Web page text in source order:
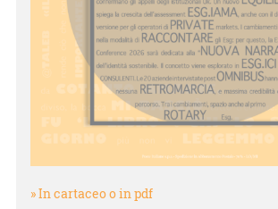
» In cartaceo o in pdf